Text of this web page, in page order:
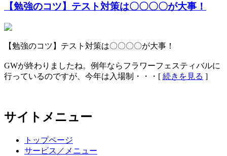
【勉強のコツ】テスト対策は〇〇〇〇が大事！
【勉強のコツ】テスト対策は〇〇〇〇が大事！
GWが終わりましたね。例年ならフラワーフェスティバルに
行っているのですが、今年は入場制・・・[ 続きを見る ]
サイトメニュー
トップページ
サービス／メニュー